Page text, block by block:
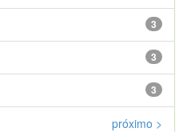
3
3
3
próximo >